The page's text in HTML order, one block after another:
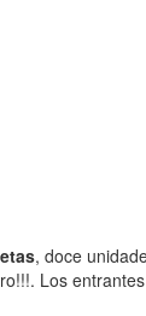
, doce
Los